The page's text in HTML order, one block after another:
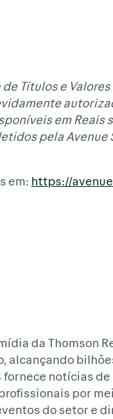
Títulos e
em
pela
em: https://
da Thomson
alcançando
notícias
por
do setor e